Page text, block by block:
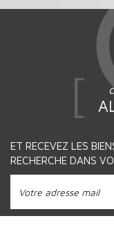
ET RECEVEZ LES
RECHERCHE DANS